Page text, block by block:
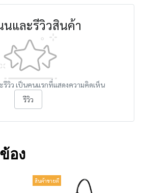
และรีวิวสินค้า
รีวิว เป็นคนแรกที่แสดงความคิดเห็น
รีวิว
อง
สินค้าขายดี